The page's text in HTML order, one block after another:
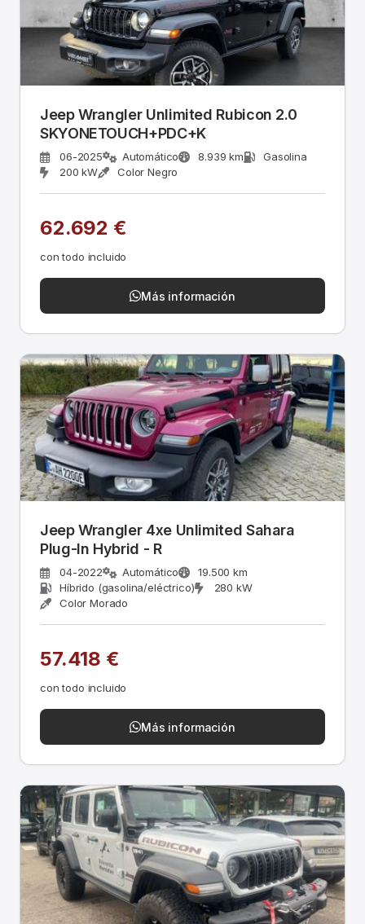
Jeep Wrangler Unlimited Rubicon 2.0
SKYONETOUCH+PDC+K
06-2025 Automático 8.939 km
Gasolina
200 kW
Color Negro
62.692 €
con todo incluido
Más información
Jeep Wrangler 4xe Unlimited Sahara
Plug-In Hybrid - R
04-2022 Automático
19.500 km
Híbrido (gasolina/eléctrico)
280 kW
Color Morado
57.418 €
con todo incluido
Más información